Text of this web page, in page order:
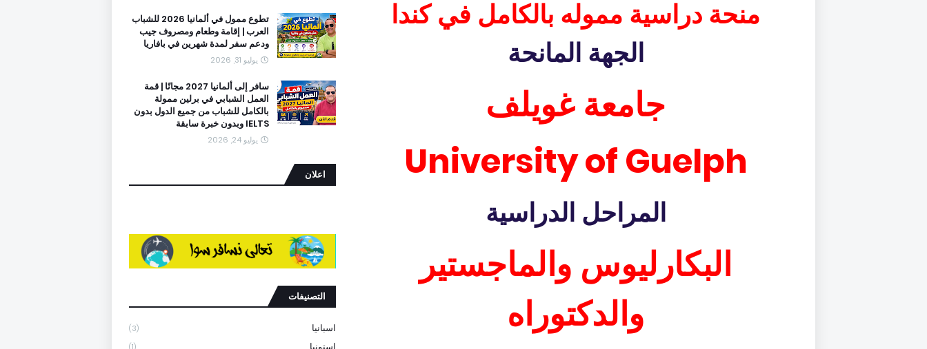
منحة دراسية مموله بالكامل في كندا
الجهة المانحة
جامعة غويلف
University of Guelph
المراحل الدراسية
البكارليوس والماجستير
والدكتوراه
تطوع ممول في ألمانيا 2026 للشباب
العرب | إقامة وطعام ومصروف جيب
ودعم سفر لمدة شهرين في بافاريا
يوليو 31, 2026
سافر إلى ألمانيا 2027 مجانًا | قمة
العمل الشبابي في برلين ممولة
بالكامل للشباب من جميع الدول بدون
IELTS وبدون خبرة سابقة
يوليو 24, 2026
اعلان
التصنيفات
اسبانيا (3)